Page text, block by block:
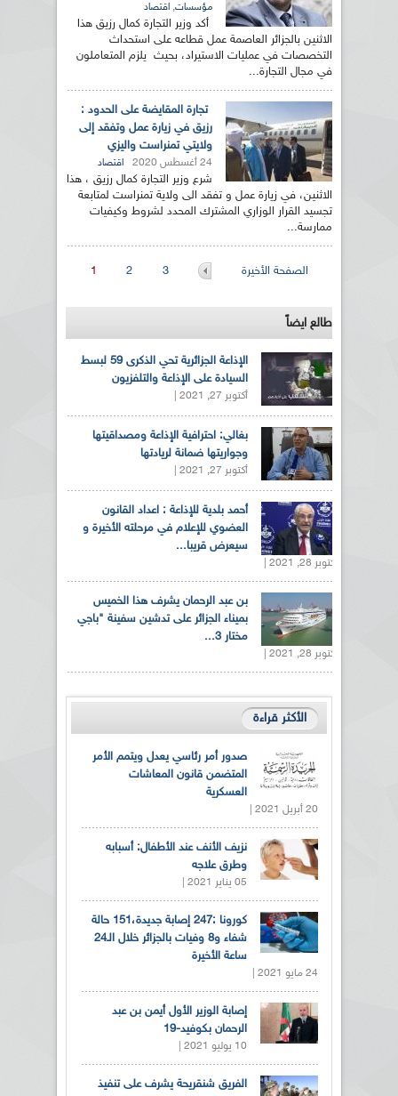
مؤسسات, اقتصاد
أكد وزير التجارة كمال رزيق هذا
الاثنين بالجزائر العاصمة عمل قطاعه على استحداث
التخصصات في عمليات الاستيراد، بحيث يلزم المتعاملون
في مجال التجارة...
تجارة المقايضة على الحدود :
رزيق في زيارة عمل وتفقد إلى
ولايتي تمنراست واليزي
24 أغسطس 2020 اقتصاد
شرع وزير التجارة كمال رزيق ، هذا
الاثنين، في زيارة عمل و تفقد الى ولاية تمنراست لمتابعة
تجسيد القرار الوزاري المشترك المحدد لشروط وكيفيات
ممارسة...
الصفحات 1 2 3 الصفحة الأخيرة
طالع ايضاً
الإذاعة الجزائرية تحي الذكرى 59 لبسط
السيادة على الإذاعة والتلفزيون
أكتوبر 27, 2021 |
بغالي: احترافية الإذاعة ومصداقيتها
وجواريتها ضمانة لريادتها
أكتوبر 27, 2021 |
أحمد بلدية للإذاعة : اعداد القانون
العضوي للإعلام في مرحلته الأخيرة و
سيعرض قريبا...
أكتوبر 28, 2021 |
بن عبد الرحمان يشرف هذا الخميس
بميناء الجزائر على تدشين سفينة "باجي
مختار 3...
أكتوبر 28, 2021 |
الأكثر قراءة
صدور أمر رئاسي يعدل ويتمم الأمر
المتضمن قانون المعاشات
العسكرية
20 أبريل 2021 |
نزيف الأنف عند الأطفال: أسبابه
وطرق علاجه
05 يناير 2021 |
كورونا :247 إصابة جديدة،151 حالة
شفاء و8 وفيات بالجزائر خلال الـ24
ساعة الأخيرة
24 مايو 2021 |
إصابة الوزير الأول أيمن بن عبد
الرحمان بكوفيد-19
10 يوليو 2021 |
الفريق شنقريحة يشرف على تنفيذ